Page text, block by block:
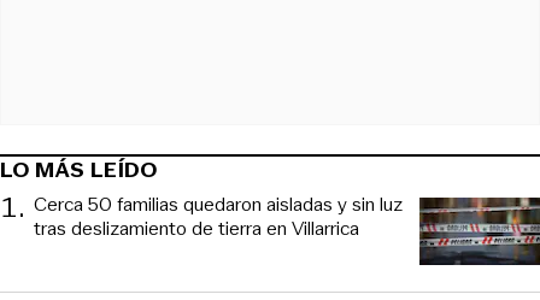
LO MÁS LEÍDO
1. Cerca 50 familias quedaron aisladas y sin luz
tras deslizamiento de tierra en Villarrica